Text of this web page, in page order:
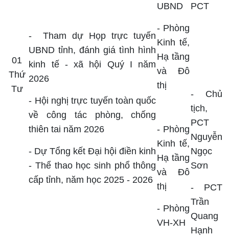
01
Thứ
Tư
-
Tham dự Họp trực tuyến
UBND tỉnh, đánh giá tình hình
kinh tế - xã hội Quý I năm
2026
- Hội nghị trực tuyến toàn quốc
về công tác phòng, chống
thiên tai năm 2026
- Dự Tổng kết Đại hội điền kinh
- Thể thao học sinh phổ thông
cấp tỉnh, năm học 2025 - 2026
UBND
- Phòng
Kinh tế,
Hạ tầng
và Đô
thị
- Phòng
Kinh tế,
Hạ tầng
và Đô
thị
- Phòng
VH-XH
PCT
- Chủ
tịch,
PCT
Nguyễn
Ngọc
Sơn
- PCT
Trần
Quang
Hạnh